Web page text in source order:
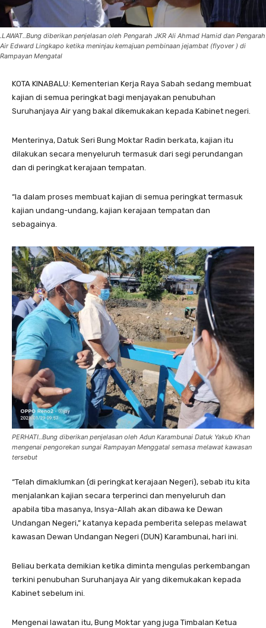
.LAWAT..Bung diberikan penjelasan oleh Pengarah JKR Ali Ahmad Hamid dan Pengarah
Air Edward Lingkapo ketika meninjau kemajuan pembinaan jejambat (flyover ) di
Rampayan Mengatal
KOTA KINABALU: Kementerian Kerja Raya Sabah sedang membuat
kajian di semua peringkat bagi menjayakan penubuhan
Suruhanjaya Air yang bakal dikemukakan kepada Kabinet negeri.
Menterinya, Datuk Seri Bung Moktar Radin berkata, kajian itu
dilakukan secara menyeluruh termasuk dari segi perundangan
dan di peringkat kerajaan tempatan.
“Ia dalam proses membuat kajian di semua peringkat termasuk
kajian undang-undang, kajian kerajaan tempatan dan
sebagainya.
PERHATI..Bung diberikan penjelasan oleh Adun Karambunai Datuk Yakub Khan
mengenai pengorekan sungai Rampayan Menggatal semasa melawat kawasan
tersebut
“Telah dimaklumkan (di peringkat kerajaan Negeri), sebab itu kita
menjalankan kajian secara terperinci dan menyeluruh dan
apabila tiba masanya, Insya-Allah akan dibawa ke Dewan
Undangan Negeri,” katanya kepada pemberita selepas melawat
kawasan Dewan Undangan Negeri (DUN) Karambunai, hari ini.
Beliau berkata demikian ketika diminta mengulas perkembangan
terkini penubuhan Suruhanjaya Air yang dikemukakan kepada
Kabinet sebelum ini.
Mengenai lawatan itu, Bung Moktar yang juga Timbalan Ketua